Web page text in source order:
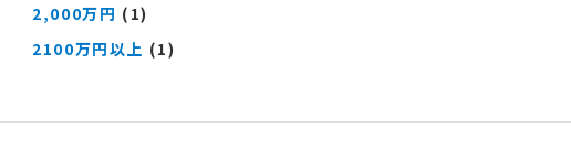
2,000万円 (1)
2100万円以上 (1)